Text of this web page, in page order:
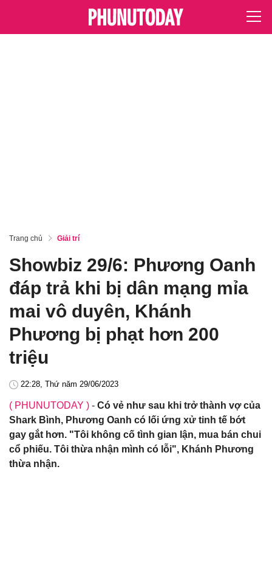
Trang chủ Giải trí
Showbiz 29/6: Phương Oanh
đáp trả khi bị dân mạng mỉa
mai vô duyên, Khánh
Phương bị phạt hơn 200
triệu
22:28, Thứ năm 29/06/2023
( PHUNUTODAY ) - Có vẻ như sau khi trở thành vợ của
Shark Bình, Phương Oanh có lối ứng xử tinh tế bớt
gay gắt hơn. "Tôi không cố tình gian lận, mua bán chui
cổ phiếu. Tôi thừa nhận mình có lỗi", Khánh Phương
thừa nhận.